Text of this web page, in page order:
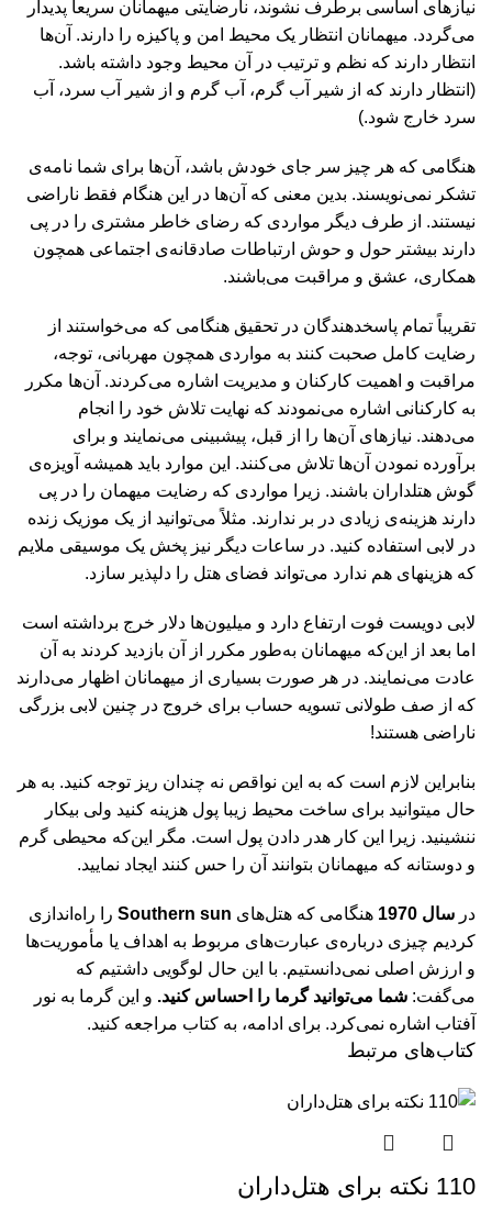
نیازهای اساسی برطرف نشوند، نارضایتی میهمانان سریعاً پدیدار
می‌‏گردد. میهمانان انتظار یک محیط امن و پاکیزه را دارند. آن‌ها
انتظار دارند که نظم و ترتیب در آن محیط وجود داشته باشد.
(انتظار دارند که از شیر آب گرم، آب گرم و از شیر آب سرد، آب
سرد خارج شود.)
هنگامی که هر چیز سر جای خودش باشد، آن‌ها برای شما نامه‌‏ی
تشکر نمی‌‏نویسند. بدین معنی که آن‌ها در این هنگام فقط ناراضی
نیستند. از طرف دیگر مواردی که رضای خاطر مشتری را در پی
دارند بیشتر حول و حوش ارتباطات صادقانه‌‏ی اجتماعی همچون
همکاری، عشق و مراقبت می‌‏باشند.
تقریباً تمام پاسخ‏دهندگان در تحقیق هنگامی که می‏‌خواستند از
رضایت کامل صحبت کنند به مواردی همچون مهربانی، توجه،
مراقبت و اهمیت کارکنان و مدیریت اشاره می‌کردند. آن‌ها مکرر
به کارکنانی اشاره می‌نمودند که نهایت تلاش خود را انجام
می‏‌دهند. نیازهای آن‌ها را از قبل، پیش‏بینی می‌‏نمایند و برای
برآورده نمودن آن‌ها تلاش می‏‌کنند. این موارد باید همیشه آویزه‌ی
گوش هتل‏داران باشند. زیرا مواردی که رضایت میهمان را در پی
دارند هزینه‌ی زیادی در بر ندارند. مثلاً می‌‏توانید از یک موزیک زنده
در لابی استفاده کنید. در ساعات دیگر نیز پخش یک موسیقی ملایم
که هزینه‏ای هم ندارد می‌‏تواند فضای هتل را دلپذیر سازد.
لابی دویست فوت ارتفاع دارد و میلیون‌ها دلار خرج برداشته است
اما بعد از این‌که میهمانان به‌طور مکرر از آن بازدید کردند به آن
عادت می‌نمایند. در هر صورت بسیاری از میهمانان اظهار می‌دارند
که از صف طولانی تسویه حساب برای خروج در چنین لابی بزرگی
ناراضی هستند!
بنابراین لازم است که به این نواقص نه چندان ریز توجه کنید. به هر
حال می‏توانید برای ساخت محیط زیبا پول هزینه کنید ولی بیکار
ننشینید. زیرا این کار هدر دادن پول است. مگر این‌که محیطی گرم
و دوستانه که میهمانان بتوانند آن را حس کنند ایجاد نمایید.
در سال 1970 هنگامی که هتل‏‌های Southern sun را راه‌اندازی
کردیم چیزی درباره‌‏ی عبارت‏‌های مربوط به اهداف یا مأموریت‏‌ها
و ارزش اصلی نمی‌‏دانستیم. با این حال لوگویی داشتیم که
می‏‌گفت: شما می‌توانید گرما را احساس کنید. و این گرما به نور
آفتاب اشاره نمی‌‏کرد. برای ادامه، به کتاب مراجعه کنید.
کتاب‌های مرتبط
110 نکته برای هتل‌داران